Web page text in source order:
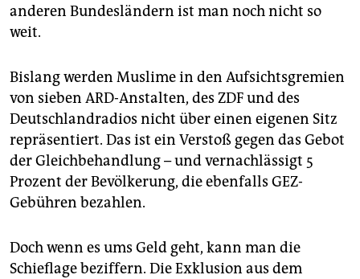
anderen Bundesländern ist man noch nicht so
weit.
Bislang werden Muslime in den Aufsichtsgremien
von sieben ARD-Anstalten, des ZDF und des
Deutschlandradios nicht über einen eigenen Sitz
repräsentiert. Das ist ein Verstoß gegen das Gebot
der Gleichbehandlung – und vernachlässigt 5
Prozent der Bevölkerung, die ebenfalls GEZ-
Gebühren bezahlen.
Doch wenn es ums Geld geht, kann man die
Schieflage beziffern. Die Exklusion aus dem